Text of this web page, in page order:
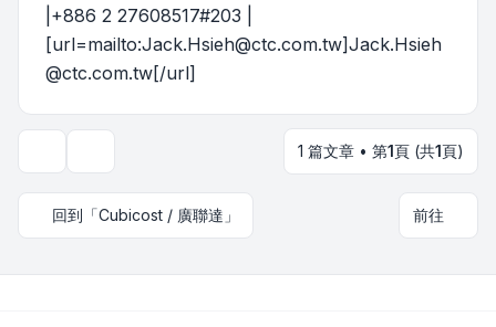
|+886 2 27608517#203 |
[url=mailto:Jack.Hsieh@ctc.com.tw]Jack.Hsieh
@ctc.com.tw[/url]
1 篇文章 • 第1頁 (共1頁)
回到「Cubicost / 廣聯達」 前往